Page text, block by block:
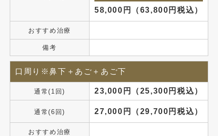
58,000円（63,800円税込）
おすすめ治療
備考
口周り※鼻下＋あご＋あご下
通常(1回) 23,000円（25,300円税込）
通常(6回) 27,000円（29,700円税込）
おすすめ治療